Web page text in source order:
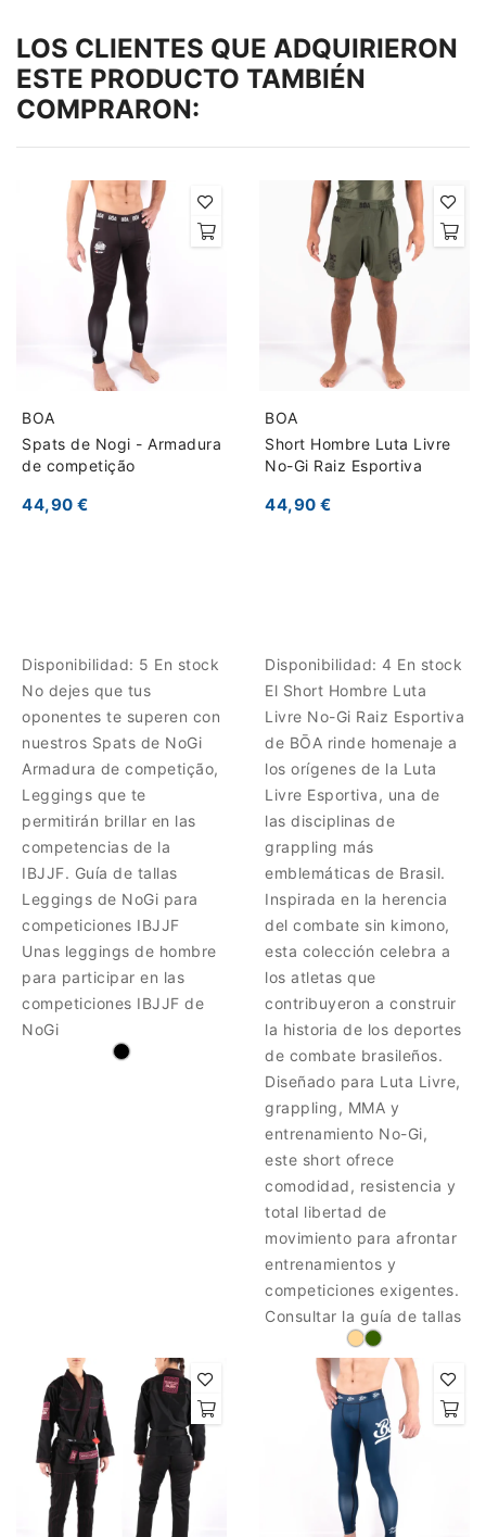
LOS CLIENTES QUE ADQUIRIERON
ESTE PRODUCTO TAMBIÉN
COMPRARON:
BOA
Spats de Nogi - Armadura
de competição
44,90 €
Disponibilidad: 5 En stock
No dejes que tus
oponentes te superen con
nuestros Spats de NoGi
Armadura de competição,
Leggings que te
permitirán brillar en las
competencias de la
IBJJF. Guía de tallas
Leggings de NoGi para
competiciones IBJJF
Unas leggings de hombre
para participar en las
competiciones IBJJF de
NoGi
BOA
Short Hombre Luta Livre
No-Gi Raiz Esportiva
44,90 €
Disponibilidad: 4 En stock
El Short Hombre Luta
Livre No-Gi Raiz Esportiva
de BŌA rinde homenaje a
los orígenes de la Luta
Livre Esportiva, una de
las disciplinas de
grappling más
emblemáticas de Brasil.
Inspirada en la herencia
del combate sin kimono,
esta colección celebra a
los atletas que
contribuyeron a construir
la historia de los deportes
de combate brasileños.
Diseñado para Luta Livre,
grappling, MMA y
entrenamiento No-Gi,
este short ofrece
comodidad, resistencia y
total libertad de
movimiento para afrontar
entrenamientos y
competiciones exigentes.
Consultar la guía de tallas